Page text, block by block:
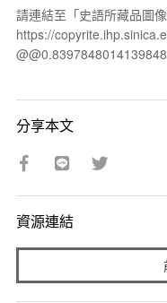
請連結至「史語所藏品圖
https://
@@0.8397848014139848
分享本文
資源連結